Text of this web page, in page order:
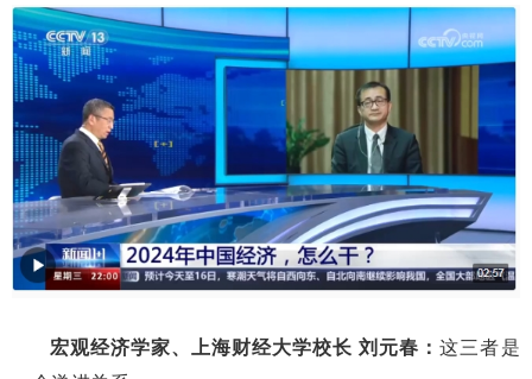
宏观经济学家、上海财经大学校长 刘元春：这三者是